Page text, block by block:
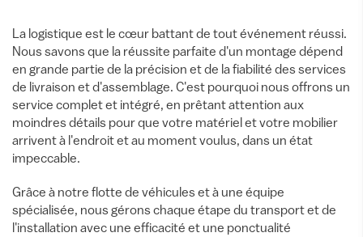
La logistique est le cœur battant de tout événement réussi.
Nous savons que la réussite parfaite d'un montage dépend
en grande partie de la précision et de la fiabilité des services
de livraison et d'assemblage. C'est pourquoi nous offrons un
service complet et intégré, en prêtant attention aux
moindres détails pour que votre matériel et votre mobilier
arrivent à l'endroit et au moment voulus, dans un état
impeccable.
Grâce à notre flotte de véhicules et à une équipe
spécialisée, nous gérons chaque étape du transport et de
l'installation avec une efficacité et une ponctualité